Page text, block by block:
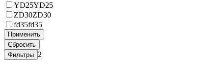
YD25YD25
ZD30ZD30
fd35fd35
2